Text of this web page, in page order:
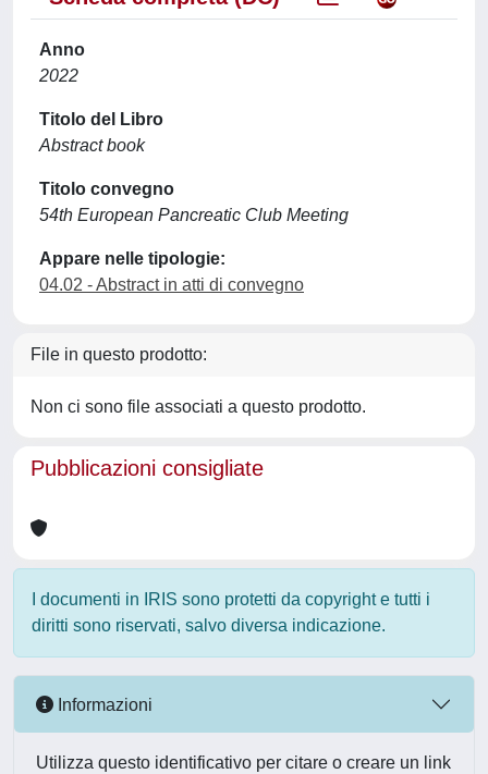
Anno
2022
Titolo del Libro
Abstract book
Titolo convegno
54th European Pancreatic Club Meeting
Appare nelle tipologie:
04.02 - Abstract in atti di convegno
File in questo prodotto:
Non ci sono file associati a questo prodotto.
Pubblicazioni consigliate
I documenti in IRIS sono protetti da copyright e tutti i
diritti sono riservati, salvo diversa indicazione.
Informazioni
Utilizza questo identificativo per citare o creare un link